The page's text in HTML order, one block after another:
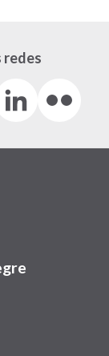
redes
LinkedIn
(link
(link
em